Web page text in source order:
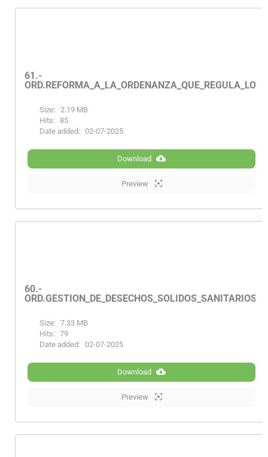
61.-
Size: 2.19 MB
Hits: 85
Date added: 02-07-2025
Download
Preview
60.-
Size: 7.33 MB
Hits: 79
Date added: 02-07-2025
Download
Preview